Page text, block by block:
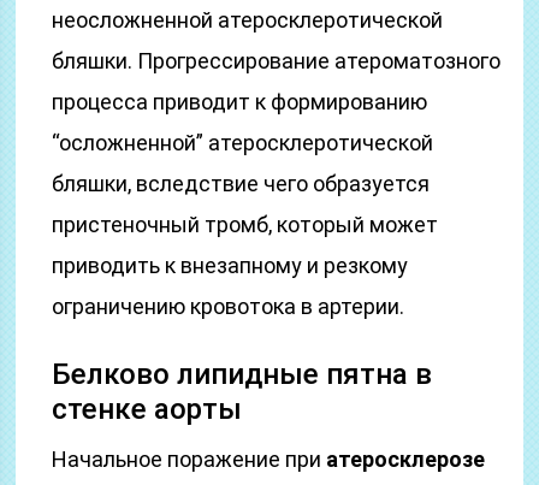
неосложненной атеросклеротической
бляшки. Прогрессирование атероматозного
процесса приводит к формированию
“осложненной” атеросклеротической
бляшки, вследствие чего образуется
пристеночный тромб, который может
приводить к внезапному и резкому
ограничению кровотока в артерии.
Белково липидные пятна в
стенке аорты
Начальное поражение при атеросклерозе